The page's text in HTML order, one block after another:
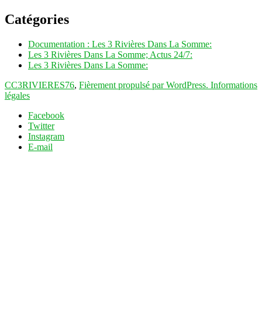
Catégories
Documentation : Les 3 Rivières Dans La Somme:
Les 3 Rivières Dans La Somme; Actus 24/7:
Les 3 Rivières Dans La Somme:
CC3RIVIERES76, Fièrement propulsé par WordPress. Informations
légales
Facebook
Twitter
Instagram
E-mail